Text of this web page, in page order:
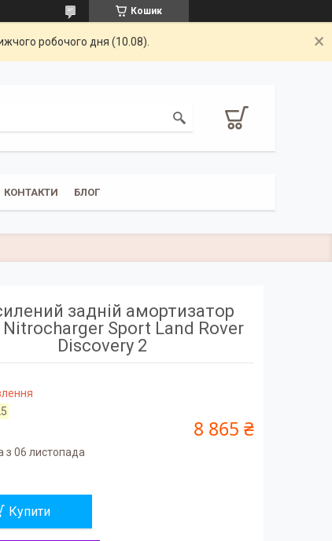
Кошик
робочого дня (10.08).
КОНТАКТИ БЛОГ
задній амортизатор
Nitrocharger Sport Land Rover
Discovery 2
з 06 листопада
8 865 ₴
Купити